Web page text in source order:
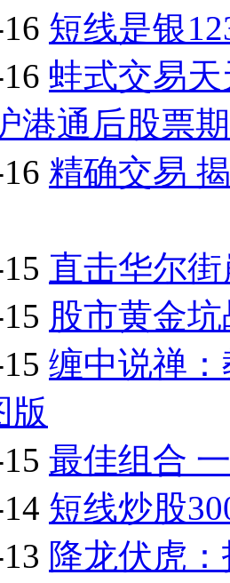
短线是银
蛙式交易
港通后股票
精确交易
直击华尔
股市黄金
缠中说禅
版
最佳组合
短线炒股
降龙伏虎